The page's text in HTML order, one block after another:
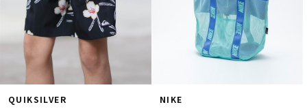
QUIKSILVER NIKE